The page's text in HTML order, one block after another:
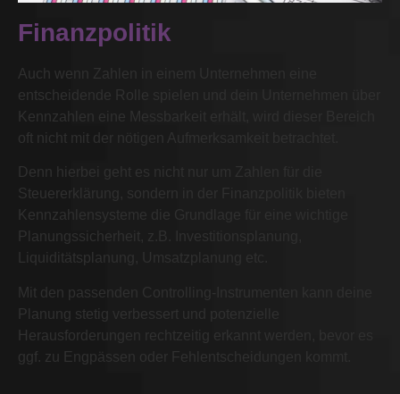
Finanzpolitik
Auch wenn Zahlen in einem Unternehmen eine
entscheidende Rolle spielen und dein Unternehmen über
Kennzahlen eine Messbarkeit erhält, wird dieser Bereich
oft nicht mit der nötigen Aufmerksamkeit betrachtet.
Denn hierbei geht es nicht nur um Zahlen für die
Steuererklärung, sondern in der Finanzpolitik bieten
Kennzahlensysteme die Grundlage für eine wichtige
Planungssicherheit, z.B. Investitionsplanung,
Liquiditätsplanung, Umsatzplanung etc.
Mit den passenden Controlling-Instrumenten kann deine
Planung stetig verbessert und potenzielle
Herausforderungen rechtzeitig erkannt werden, bevor es
ggf. zu Engpässen oder Fehlentscheidungen kommt.